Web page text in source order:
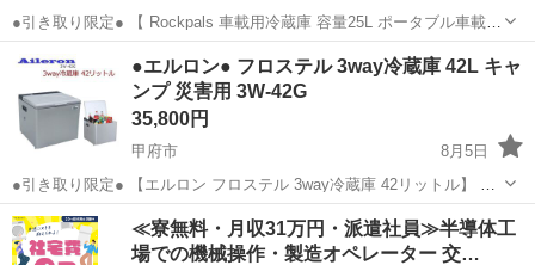
●引き取り限定● 【 Rockpals 車載用冷蔵庫 容量25L ポータブル車載
】 車載 アウトドア キャンプ ポータブル 保冷庫 冷凍庫 セカンド冷
凍庫 クーラーボックス 運動会・キャンプ・車中泊・防...
山梨 Rockpals
●エルロン● フロステル 3way冷蔵庫 42L キャ
ンプ 災害用 3W-42G
35,800円
甲府市
8月5日
●引き取り限定● 【エルロン フロステル 3way冷蔵庫 42リットル】
車載 車中泊 3W-42G 12V 100V ガスボンベ Aileron クーラーボック
ス キャンプ 運動会 【商品詳細】...
山梨 甲府市 防災、セキュリティ
≪寮無料・月収31万円・派遣社員≫半導体工
場での機械操作・製造オペレーター 交…